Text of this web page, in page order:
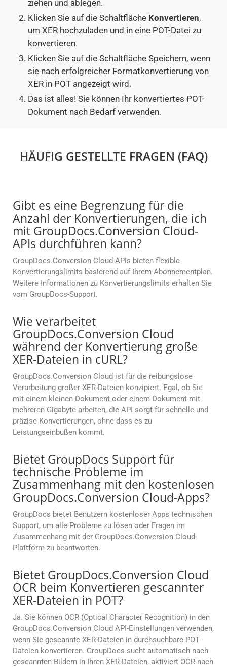
ziehen und ablegen.
Klicken Sie auf die Schaltfläche Konvertieren,
um XER hochzuladen und in eine POT-Datei zu
konvertieren.
Klicken Sie auf die Schaltfläche Speichern, wenn
sie nach erfolgreicher Formatkonvertierung von
XER in POT angezeigt wird.
Das ist alles! Sie können Ihr konvertiertes POT-
Dokument nach Bedarf verwenden.
HÄUFIG GESTELLTE FRAGEN (FAQ)
Gibt es eine Begrenzung für die
Anzahl der Konvertierungen, die ich
mit GroupDocs.Conversion Cloud-
APIs durchführen kann?
GroupDocs.Conversion Cloud-APIs bieten flexible
Konvertierungslimits basierend auf Ihrem Abonnementplan.
Weitere Informationen zu Konvertierungslimits erhalten Sie
vom GroupDocs-Support.
Wie verarbeitet
GroupDocs.Conversion Cloud
während der Konvertierung große
XER-Dateien in cURL?
GroupDocs.Conversion Cloud ist für die reibungslose
Verarbeitung großer XER-Dateien konzipiert. Egal, ob Sie
mit einem kleinen Dokument oder einem Dokument mit
mehreren Gigabyte arbeiten, die API sorgt für schnelle und
präzise Konvertierungen, ohne dass es zu
Leistungseinbußen kommt.
Bietet GroupDocs Support für
technische Probleme im
Zusammenhang mit den kostenlosen
GroupDocs.Conversion Cloud-Apps?
GroupDocs bietet Benutzern kostenloser Apps technischen
Support, um alle Probleme zu lösen oder Fragen im
Zusammenhang mit der GroupDocs.Conversion Cloud-
Plattform zu beantworten.
Bietet GroupDocs.Conversion Cloud
OCR beim Konvertieren gescannter
XER-Dateien in POT?
Ja. Sie können OCR (Optical Character Recognition) in den
GroupDocs.Conversion Cloud API-Einstellungen verwenden,
wenn Sie gescannte XER-Dateien in durchsuchbare POT-
Dateien konvertieren. GroupDocs sucht automatisch nach
gescannten Bildern in Ihren XER-Dateien, aktiviert OCR nach